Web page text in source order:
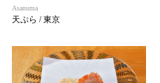
Asanuma
天ぷら / 東京